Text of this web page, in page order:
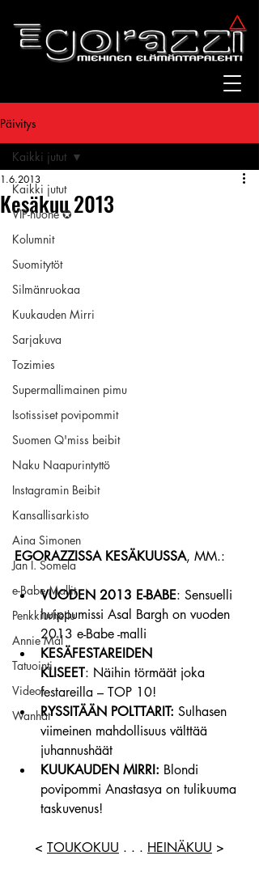
Päivitys
Kaikki jutut
VIP-huone ✪
Kolumnit
Suomitytöt
Silmänruokaa
Kuukauden Mirri
Sarjakuva
Tozimies
Supermallimainen pimu
Isotissiset povipommit
Suomen Q'miss beibit
Naku Naapurintyttö
Instagramin Beibit
Kansallisarkisto
Aina Simonen
Jan I. Somela
e-Babe Mallit
Penkkiurheilu
Annie Mål
Tatuointi
Videot
Wanhat
Kaikki jutut
Kesäkuu 2013
1.6.2013
EGORAZZISSA KESÄKUUSSA, MM.:
VUODEN 2013 E-BABE: Sensuelli
huippumissi Asal Bargh on vuoden
2013 e-Babe -malli
KESÄFESTAREIDEN
KLISEET: Näihin törmäät joka
festareilla – TOP 10!
RYSSITÄÄN POLTTARIT: Sulhasen
viimeinen mahdollisuus välttää
juhannushäät
KUUKAUDEN MIRRI: Blondi
povipommi Anastasya on tulikuuma
taskuvenus!
< TOUKOKUU . . . HEINÄKUU >